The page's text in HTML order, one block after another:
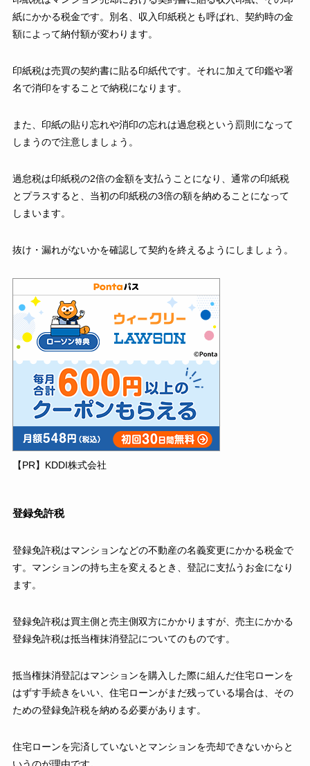
紙にかかる税金です。別名、収入印紙税とも呼ばれ、契約時の金
額によって納付額が変わります。
印紙税は売買の契約書に貼る印紙代です。それに加えて印鑑や署
名で消印をすることで納税になります。
また、印紙の貼り忘れや消印の忘れは過怠税という罰則になって
しまうので注意しましょう。
過怠税は印紙税の2倍の金額を支払うことになり、通常の印紙税
とプラスすると、当初の印紙税の3倍の額を納めることになって
しまいます。
抜け・漏れがないかを確認して契約を終えるようにしましょう。
【PR】KDDI株式会社
登録免許税
登録免許税はマンションなどの不動産の名義変更にかかる税金で
す。マンションの持ち主を変えるとき、登記に支払うお金になり
ます。
登録免許税は買主側と売主側双方にかかりますが、売主にかかる
登録免許税は抵当権抹消登記についてのものです。
抵当権抹消登記はマンションを購入した際に組んだ住宅ローンを
はずす手続きをいい、住宅ローンがまだ残っている場合は、その
ための登録免許税を納める必要があります。
住宅ローンを完済していないとマンションを売却できないからと
いうのが理由です。